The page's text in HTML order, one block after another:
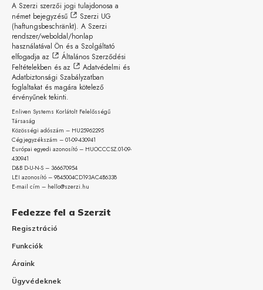
A Szerzi szerzői jogi tulajdonosa a
német bejegyzésű
Szerzi UG
(haftungsbeschränkt). A Szerzi
rendszer/weboldal/honlap
használatával Ön és a Szolgáltató
elfogadja az
Általános Szerződési
Feltételekben és az
Adatvédelmi és
Adatbiztonsági Szabályzatban
foglaltakat és magára kötelező
érvényűnek tekinti.
Enliven Systems Korlátolt Felelősségű
Társaság
Közösségi adószám – HU25962295
Cégjegyzékszám – 01-09-430941
Európai egyedi azonosító – HUOCCCSZ.01-09-
430941
D&B D-U-N-S – 366670954
LEI azonosító – 9845004CD193AC4B6338
E-mail cím – hello@szerzi.hu
Fedezze fel a Szerzit
Regisztráció
Funkciók
Áraink
Ügyvédeknek